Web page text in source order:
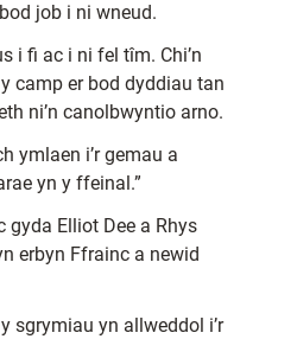
job i ni wneud.
i fi ac i ni fel tîm. Chi’n
camp er bod dyddiau tan
ni’n canolbwyntio arno.
ymlaen i’r gemau a
yn y ffeinal.”
gyda Elliot Dee a Rhys
erbyn Ffrainc a newid
sgrymiau yn allweddol i’r